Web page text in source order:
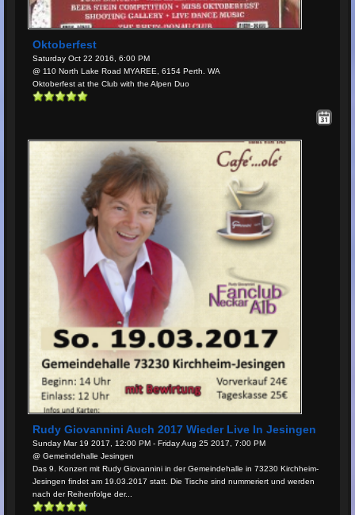
Oktoberfest
Saturday Oct 22 2016, 6:00 PM
@ 110 North Lake Road MYAREE, 6154 Perth. WA
Oktoberfest at the Club with the Alpen Duo
Rudy Giovannini Auch 2017 Wieder Live In Jesingen
Sunday Mar 19 2017, 12:00 PM - Friday Aug 25 2017, 7:00 PM
@ Gemeindehalle Jesingen
Das 9. Konzert mit Rudy Giovannini in der Gemeindehalle in 73230 Kirchheim-
Jesingen findet am 19.03.2017 statt. Die Tische sind nummeriert und werden
nach der Reihenfolge der...